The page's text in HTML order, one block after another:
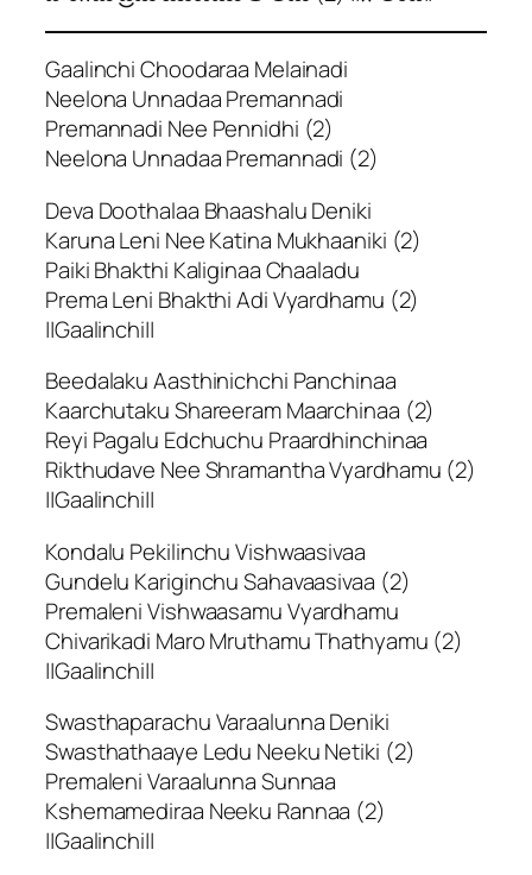
Gaalinchi Choodaraa Melainadi
Neelona Unnadaa Premannadi
Premannadi Nee Pennidhi (2)
Neelona Unnadaa Premannadi (2)
Deva Doothalaa Bhaashalu Deniki
Karuna Leni Nee Katina Mukhaaniki (2)
Paiki Bhakthi Kaliginaa Chaaladu
Prema Leni Bhakthi Adi Vyardhamu (2)
||Gaalinchi||
Beedalaku Aasthinichchi Panchinaa
Kaarchutaku Shareeram Maarchinaa (2)
Reyi Pagalu Edchuchu Praardhinchinaa
Rikthudave Nee Shramantha Vyardhamu (2)
||Gaalinchi||
Kondalu Pekilinchu Vishwaasivaa
Gundelu Kariginchu Sahavaasivaa (2)
Premaleni Vishwaasamu Vyardhamu
Chivarikadi Maro Mruthamu Thathyamu (2)
||Gaalinchi||
Swasthaparachu Varaalunna Deniki
Swasthathaaye Ledu Neeku Netiki (2)
Premaleni Varaalunna Sunnaa
Kshemamediraa Neeku Rannaa (2)
||Gaalinchi||